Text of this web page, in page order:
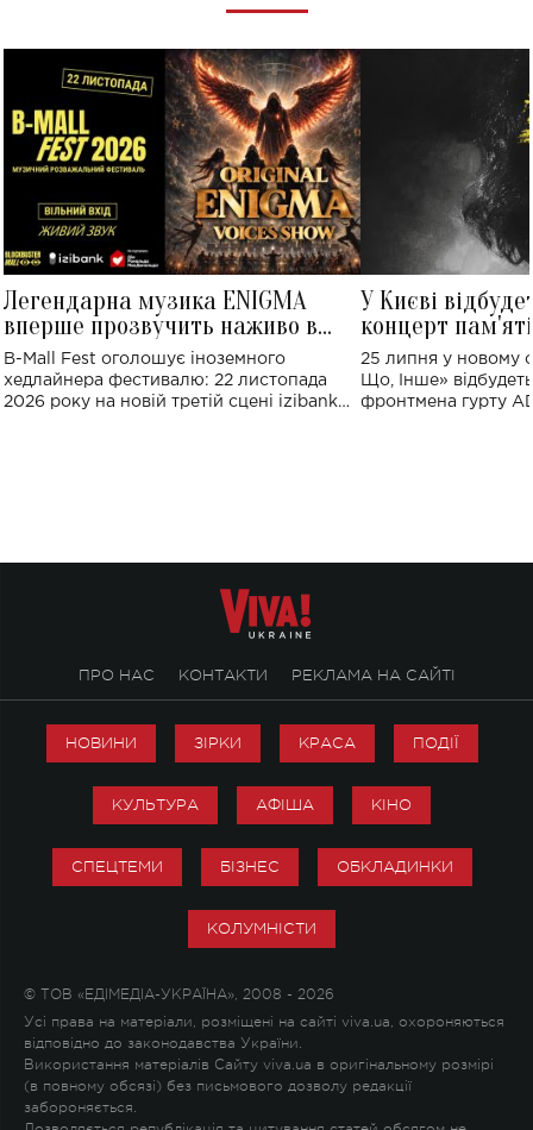
Легендарна музика ENIGMA
вперше прозвучить наживо в
Україні: де відбудеться концерт
B-Mall Fest оголошує іноземного
хедлайнера фестивалю: 22 листопада
2026 року на новій третій сцені izibank
У Києві
концерт
Клименка:
виконають
25 липня у новому
Що, Інше»
фронтмена гурту
ПРО НАС КОНТАКТИ РЕКЛАМА НА САЙТІ
НОВИНИ ЗІРКИ КРАСА ПОДІЇ
КУЛЬТУРА АФІША КІНО
СПЕЦТЕМИ БІЗНЕС ОБКЛАДИНКИ
КОЛУМНІСТИ
© ТОВ «ЕДІМЕДІА-УКРАЇНА», 2008 - 2026
Усі права на матеріали, розміщені на сайті viva.ua, охороняються
відповідно до законодавства України.
Використання матеріалів Сайту viva.ua в оригінальному розмірі
(в повному обсязі) без письмового дозволу редакції
забороняється.